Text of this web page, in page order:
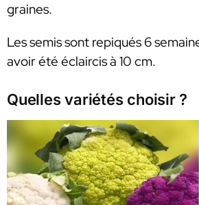
graines.
Les semis sont repiqués 6
avoir été éclaircis à 10 cm.
Quelles variétés choisir ?